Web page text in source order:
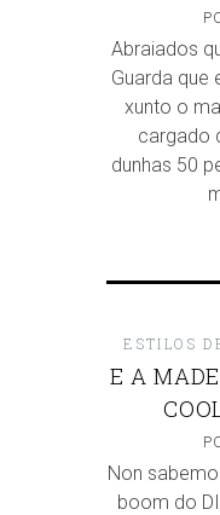
Abraiados
Guarda que
xunto o
cargado
dunhas 50
ESTILOS
E A
Non
boom do